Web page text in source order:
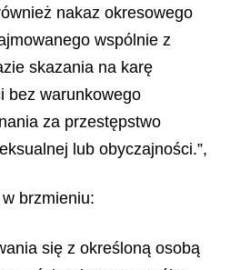
nakaz okresowego
wspólnie z
skazania na karę
bez warunkowego
za przestępstwo
lub obyczajności.”,
brzmieniu:
się z określoną osobą